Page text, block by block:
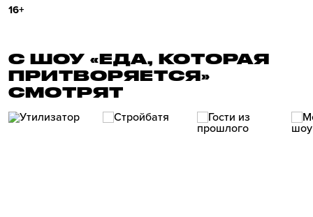
16+
С ШОУ «ЕДА, КОТОРАЯ
ПРИТВОРЯЕТСЯ»
СМОТРЯТ